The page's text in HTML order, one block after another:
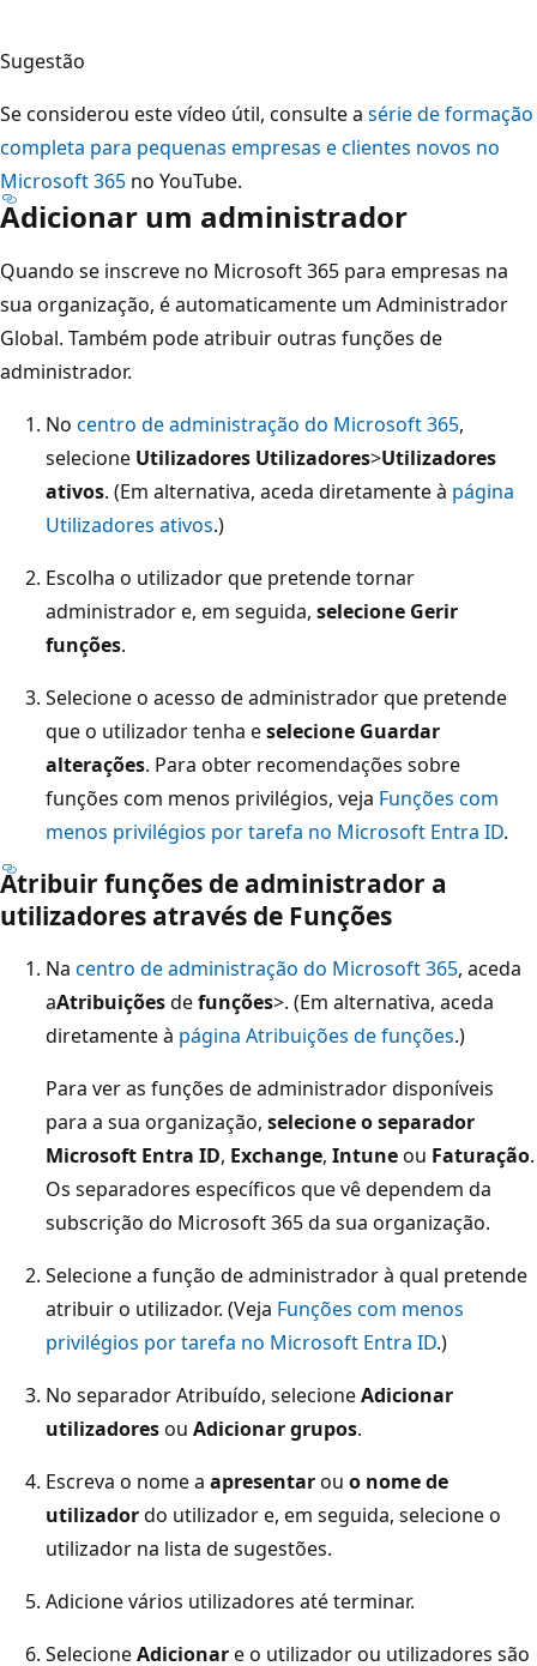
Sugestão
Se considerou este vídeo útil, consulte a série de formação
completa para pequenas empresas e clientes novos no
Microsoft 365 no YouTube.
Adicionar um administrador
Quando se inscreve no Microsoft 365 para empresas na
sua organização, é automaticamente um Administrador
Global. Também pode atribuir outras funções de
administrador.
No centro de administração do Microsoft 365,
selecione Utilizadores Utilizadores>Utilizadores
ativos. (Em alternativa, aceda diretamente à página
Utilizadores ativos.)
Escolha o utilizador que pretende tornar
administrador e, em seguida, selecione Gerir
funções.
Selecione o acesso de administrador que pretende
que o utilizador tenha eselecione Guardar
alterações. Para obter recomendações sobre
funções com menos privilégios, veja Funções com
menos privilégios por tarefa no Microsoft Entra ID.
Atribuir funções de administrador a
utilizadores através de Funções
Na centro de administração do Microsoft 365, aceda
aAtribuiçõesdefunções>. (Em alternativa, aceda
diretamente à página Atribuições de funções.)
Para ver as funções de administrador disponíveis
para a sua organização, selecione o separador
Microsoft Entra ID, Exchange, Intuneou Faturação.
Os separadores específicos que vê dependem da
subscrição do Microsoft 365 da sua organização.
Selecione a função de administrador à qual pretende
atribuir o utilizador. (Veja Funções com menos
privilégios por tarefa no Microsoft Entra ID.)
No separador Atribuído, selecioneAdicionar
utilizadoresou Adicionar grupos.
Escreva o nome a apresentarou o nome de
utilizadordo utilizador e, em seguida, selecione o
utilizador na lista de sugestões.
Adicione vários utilizadores até terminar.
SelecioneAdicionare o utilizador ou utilizadores são